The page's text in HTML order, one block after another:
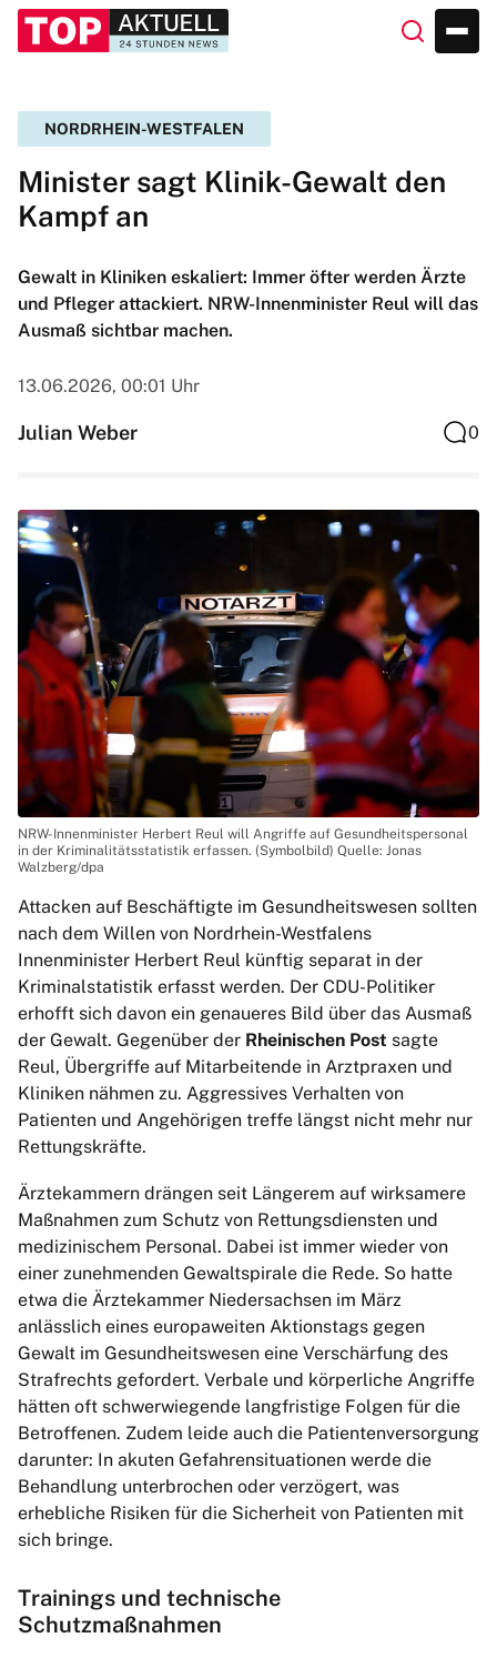
NORDRHEIN-WESTFALEN
Minister sagt Klinik-Gewalt den
Kampf an
Gewalt in Kliniken eskaliert: Immer öfter werden Ärzte
und Pfleger attackiert. NRW-Innenminister Reul will das
Ausmaß sichtbar machen.
13.06.2026, 00:01 Uhr
Julian Weber 0
NRW-Innenminister Herbert Reul will Angriffe auf Gesundheitspersonal
in der Kriminalitätsstatistik erfassen. (Symbolbild) Quelle: Jonas
Walzberg/dpa
Attacken auf Beschäftigte im Gesundheitswesen sollten
nach dem Willen von Nordrhein-Westfalens
Innenminister Herbert Reul künftig separat in der
Kriminalstatistik erfasst werden. Der CDU-Politiker
erhofft sich davon ein genaueres Bild über das Ausmaß
der Gewalt. Gegenüber der Rheinischen Post sagte
Reul, Übergriffe auf Mitarbeitende in Arztpraxen und
Kliniken nähmen zu. Aggressives Verhalten von
Patienten und Angehörigen treffe längst nicht mehr nur
Rettungskräfte.
Ärztekammern drängen seit Längerem auf wirksamere
Maßnahmen zum Schutz von Rettungsdiensten und
medizinischem Personal. Dabei ist immer wieder von
einer zunehmenden Gewaltspirale die Rede. So hatte
etwa die Ärztekammer Niedersachsen im März
anlässlich eines europaweiten Aktionstags gegen
Gewalt im Gesundheitswesen eine Verschärfung des
Strafrechts gefordert. Verbale und körperliche Angriffe
hätten oft schwerwiegende langfristige Folgen für die
Betroffenen. Zudem leide auch die Patientenversorgung
darunter: In akuten Gefahrensituationen werde die
Behandlung unterbrochen oder verzögert, was
erhebliche Risiken für die Sicherheit von Patienten mit
sich bringe.
Trainings und technische
Schutzmaßnahmen